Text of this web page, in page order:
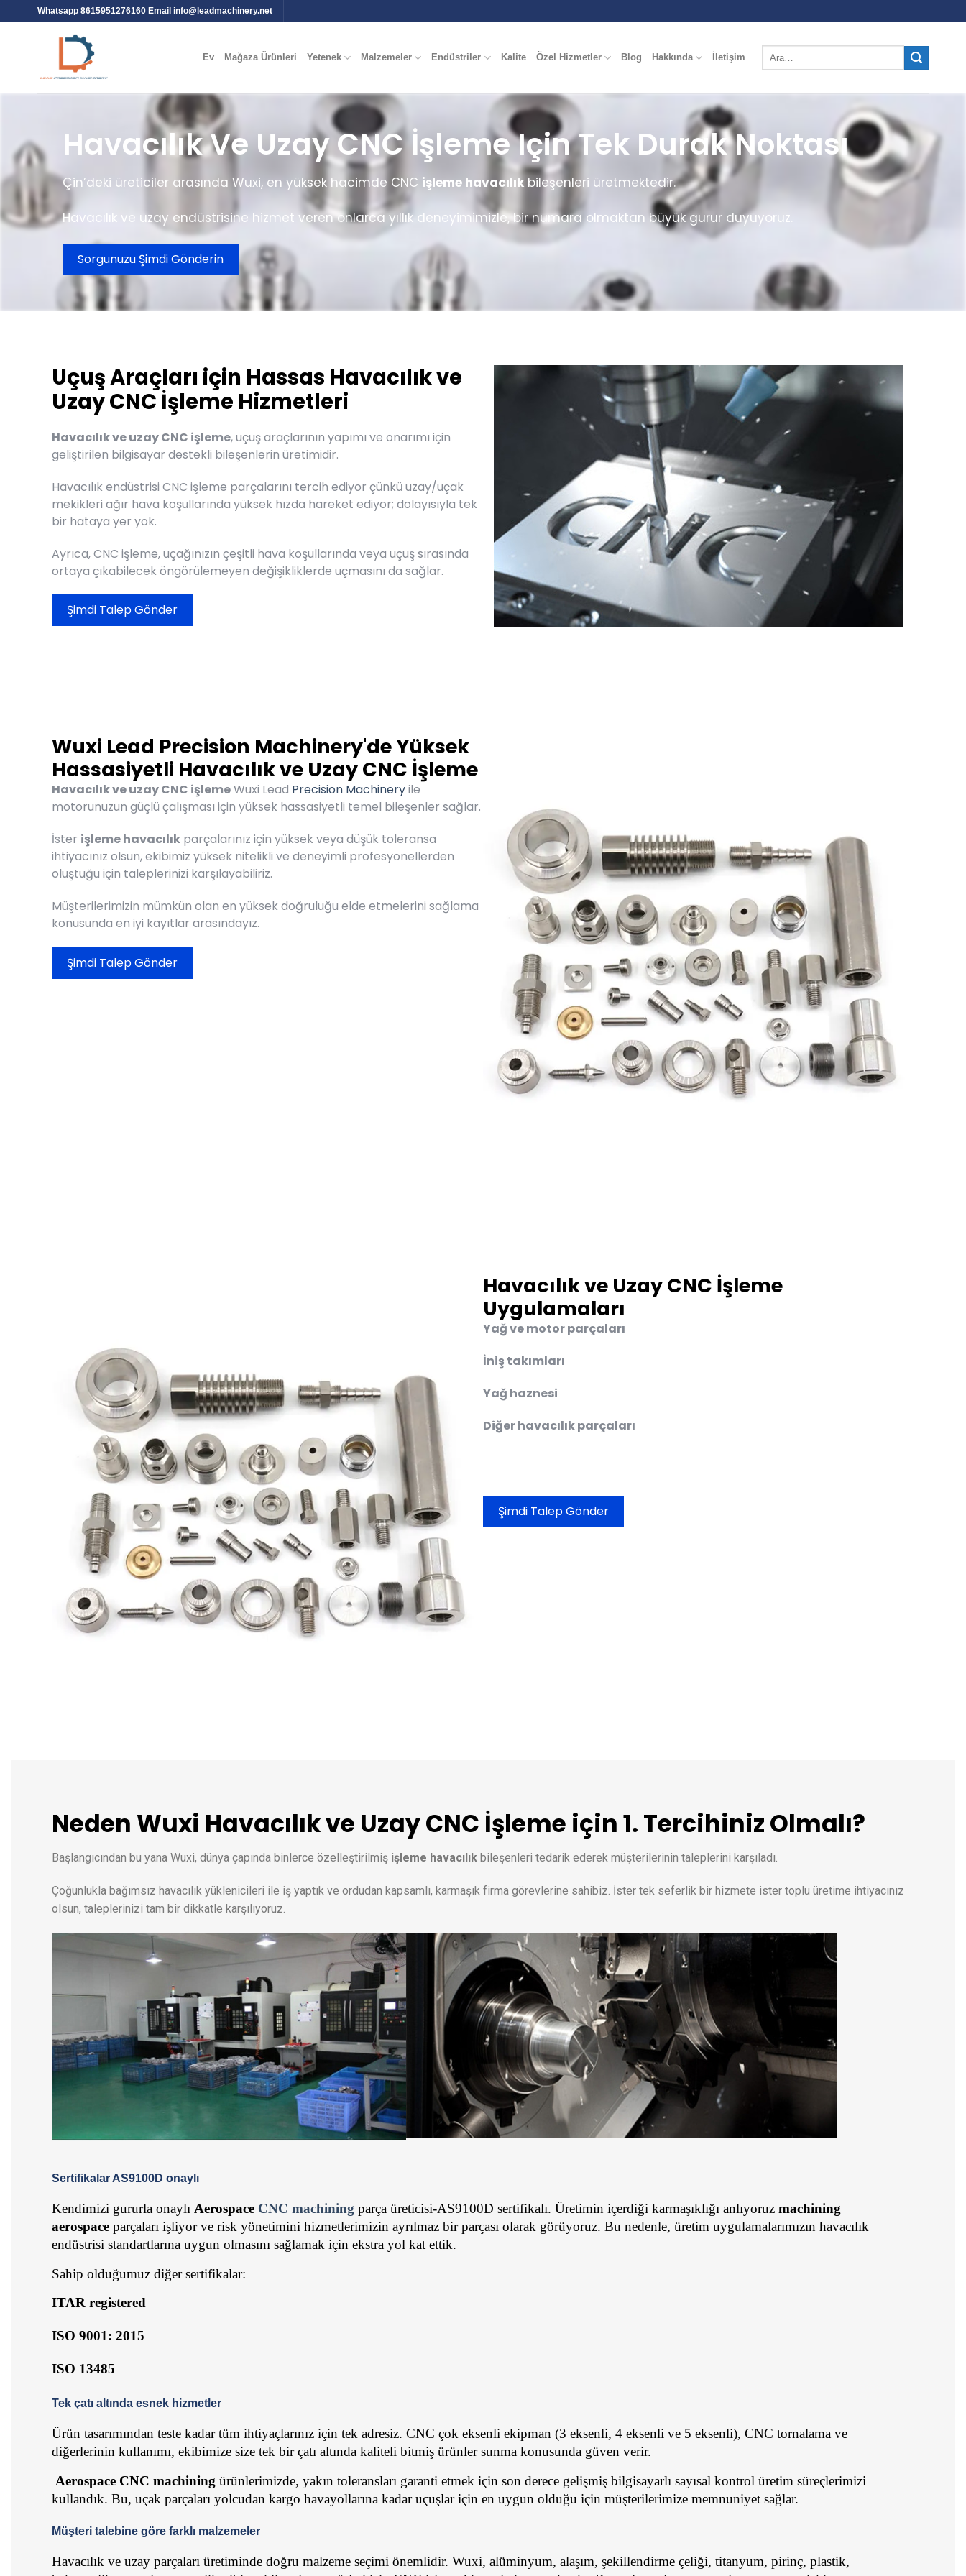
Whatsapp 8615951276160 Email info@leadmachinery.net
Ev Mağaza Ürünleri Yetenek Malzemeler Endüstriler Kalite Özel Hizmetler Blog Hakkında İletişim
Havacılık Ve Uzay CNC İşleme Için Tek Durak Noktası
Çin’deki üreticiler arasında Wuxi, en yüksek hacimde CNC işleme havacılık bileşenleri üretmektedir.
Havacılık ve uzay endüstrisine hizmet veren onlarca yıllık deneyimimizle, bir numara olmaktan büyük gurur duyuyoruz.
Sorgunuzu Şimdi Gönderin
Uçuş Araçları için Hassas Havacılık ve
Uzay CNC İşleme Hizmetleri
Havacılık ve uzay CNC işleme, uçuş araçlarının yapımı ve onarımı için
geliştirilen bilgisayar destekli bileşenlerin üretimidir.
Havacılık endüstrisi CNC işleme parçalarını tercih ediyor çünkü uzay/uçak
mekikleri ağır hava koşullarında yüksek hızda hareket ediyor; dolayısıyla tek
bir hataya yer yok.
Ayrıca, CNC işleme, uçağınızın çeşitli hava koşullarında veya uçuş sırasında
ortaya çıkabilecek öngörülemeyen değişikliklerde uçmasını da sağlar.
Şimdi Talep Gönder
Wuxi Lead Precision Machinery'de Yüksek
Hassasiyetli Havacılık ve Uzay CNC İşleme
Havacılık ve uzay CNC işlemeWuxi Lead Precision Machineryile
motorunuzun güçlü çalışması için yüksek hassasiyetli temel bileşenler sağlar.
İster işleme havacılık parçalarınız için yüksek veya düşük toleransa
ihtiyacınız olsun, ekibimiz yüksek nitelikli ve deneyimli profesyonellerden
oluştuğu için taleplerinizi karşılayabiliriz.
Müşterilerimizin mümkün olan en yüksek doğruluğu elde etmelerini sağlama
konusunda en iyi kayıtlar arasındayız.
Şimdi Talep Gönder
Havacılık ve Uzay CNC İşleme
Uygulamaları
Yağ ve motor parçaları
İniş takımları
Yağ haznesi
Diğer havacılık parçaları
Şimdi Talep Gönder
Neden Wuxi Havacılık ve Uzay CNC İşleme için 1. Tercihiniz Olmalı?
Başlangıcından bu yana Wuxi, dünya çapında binlerce özelleştirilmiş işleme havacılık bileşenleri tedarik ederek müşterilerinin taleplerini karşıladı.
Çoğunlukla bağımsız havacılık yüklenicileri ile iş yaptık ve ordudan kapsamlı, karmaşık firma görevlerine sahibiz. İster tek seferlik bir hizmete ister toplu üretime ihtiyacınız
olsun, taleplerinizi tam bir dikkatle karşılıyoruz.
Sertifikalar AS9100D onaylı
Kendimizi gururla onaylı Aerospace CNC machining parça üreticisi-AS9100D sertifikalı. Üretimin içerdiği karmaşıklığı anlıyoruz machining
aerospace parçaları işliyor ve risk yönetimini hizmetlerimizin ayrılmaz bir parçası olarak görüyoruz. Bu nedenle, üretim uygulamalarımızın havacılık
endüstrisi standartlarına uygun olmasını sağlamak için ekstra yol kat ettik.
Sahip olduğumuz diğer sertifikalar:
ITAR registered
ISO 9001: 2015
ISO 13485
Tek çatı altında esnek hizmetler
Ürün tasarımından teste kadar tüm ihtiyaçlarınız için tek adresiz. CNC çok eksenli ekipman (3 eksenli, 4 eksenli ve 5 eksenli), CNC tornalama ve
diğerlerinin kullanımı, ekibimize size tek bir çatı altında kaliteli bitmiş ürünler sunma konusunda güven verir.
Aerospace CNC machining ürünlerimizde, yakın toleransları garanti etmek için son derece gelişmiş bilgisayarlı sayısal kontrol üretim süreçlerimizi
kullandık. Bu, uçak parçaları yolcudan kargo havayollarına kadar uçuşlar için en uygun olduğu için müşterilerimize memnuniyet sağlar.
Müşteri talebine göre farklı malzemeler
Havacılık ve uzay parçaları üretiminde doğru malzeme seçimi önemlidir. Wuxi, alüminyum, alaşım, şekillendirme çeliği, titanyum, pirinç, plastik,